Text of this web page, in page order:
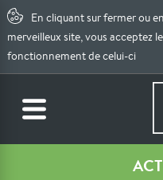
En cliquant sur fermer ou
merveilleux site, vous acceptez
fonctionnement de celui-ci